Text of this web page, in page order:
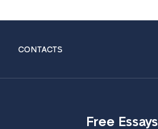
CONTACTS
Free Essays